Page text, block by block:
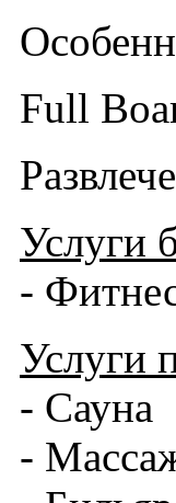
Full
Услуги
-
Услуги
- Сауна
-